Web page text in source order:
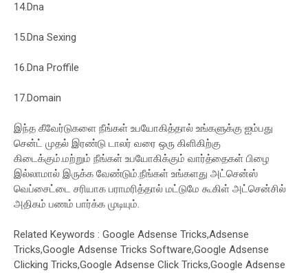
14.Dna
15.Dna Sexing
16.Dna Proffile
17.Domain
இந்த கீவேர்டுகளை நீங்கள் உபயோகித்தால் உங்களுக்கு ஐம்பது
சென்ட் முதல் இரண்டு டாலர் வரை ஒரு கிளிகிற்கு
கிடைக்கும்.மற்றும் நீங்கள் உபயோகிக்கும் வார்த்தைகள் பிழை
இல்லாமால் இருக்க வேண்டும்.நீங்கள் உங்களது அட்சென்ஸ்
வெப்சைட்டை சரியாக பராமரித்தால் மட்டுமே கூகிள் அட்சென்சில்
அதிகம் பணம் பார்க்க முடியும்.
Related Keywords : Google Adsense Tricks,Adsense
Tricks,Google Adsense Tricks Software,Google Adsense
Clicking Tricks,Google Adsense Click Tricks,Google Adsense